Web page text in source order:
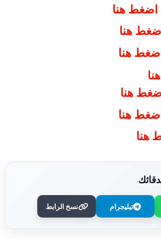
اضغط هنا
اضغط هنا
هنا
هنا
هنا
هنا
تيليجرام نسخ الرابط
وزير الصحة يُكرم فرق التمريض بعيادات